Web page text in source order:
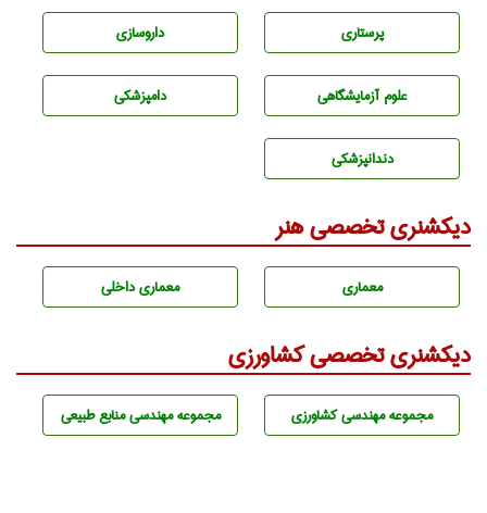
پرستاری داروسازی
علوم آزمايشگاهی دامپزشكی
دندانپزشكی
دیکشنری تخصصی هنر
معماری معماری داخلی
دیکشنری تخصصی کشاورزی
مجموعه مهندسی كشاورزی مجموعه مهندسی منابع طبيعی